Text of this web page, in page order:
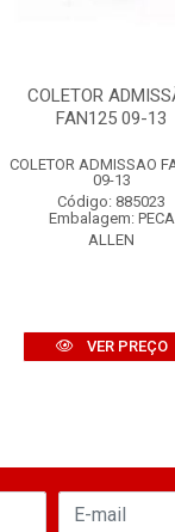
COLETOR
FAN125 09-13
COLETOR ADMISSAO
09-13
Código: 885023
Embalagem: PECA
ALLEN
VER PREÇO